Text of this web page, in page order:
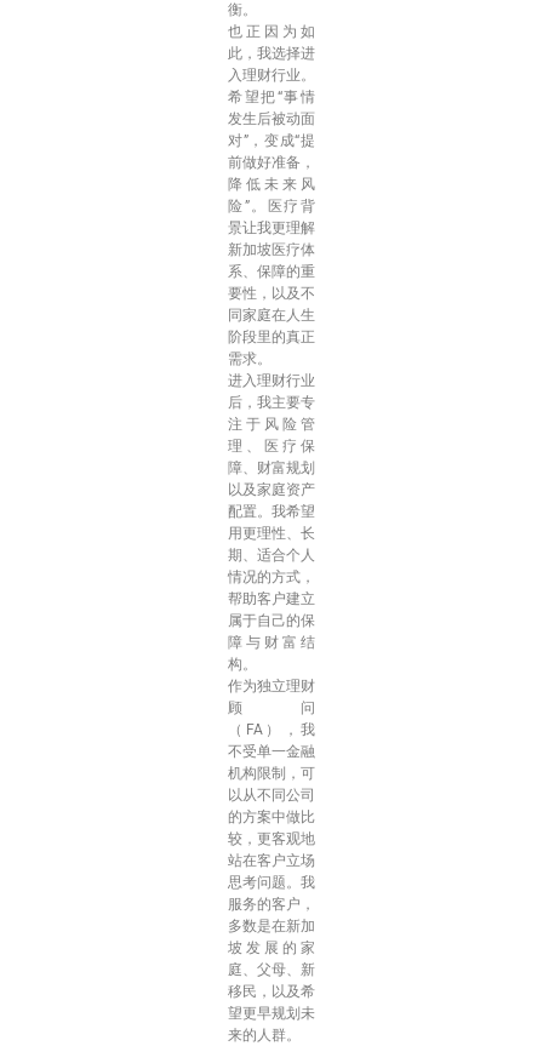
衡。
也正因为如
此，我选择进
入理财行业。
希望把“事情
发生后被动面
对”，变成“提
前做好准备，
降低未来风
险”。医疗背
景让我更理解
新加坡医疗体
系、保障的重
要性，以及不
同家庭在人生
阶段里的真正
需求。
进入理财行业
后，我主要专
注于风险管
理、医疗保
障、财富规划
以及家庭资产
配置。我希望
用更理性、长
期、适合个人
情况的方式，
帮助客户建立
属于自己的保
障与财富结
构。
作为独立理财
顾问
（FA），我
不受单一金融
机构限制，可
以从不同公司
的方案中做比
较，更客观地
站在客户立场
思考问题。我
服务的客户，
多数是在新加
坡发展的家
庭、父母、新
移民，以及希
望更早规划未
来的人群。